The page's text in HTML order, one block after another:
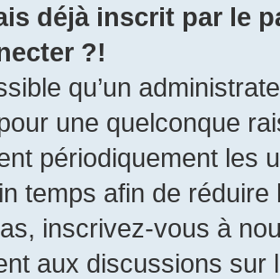
déjà inscrit par le
?!
qu’un
une quelconque
périodiquement les
temps afin de
inscrivez-vous à
aux discussions sur